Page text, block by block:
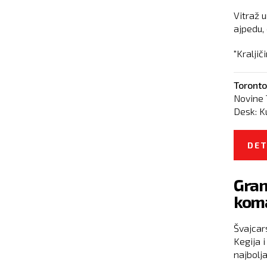
Vitraž
Novine
Desk:
Kegija